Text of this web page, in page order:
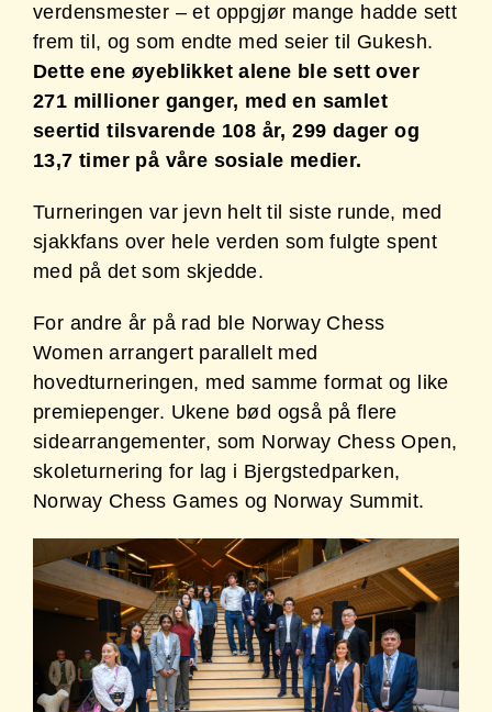
verdensmester – et oppgjør mange hadde sett
frem til, og som endte med seier til Gukesh.
Dette ene øyeblikket alene ble sett over
271 millioner ganger, med en samlet
seertid tilsvarende 108 år, 299 dager og
13,7 timer på våre sosiale medier.
Turneringen var jevn helt til siste runde, med
sjakkfans over hele verden som fulgte spent
med på det som skjedde.
For andre år på rad ble Norway Chess
Women arrangert parallelt med
hovedturneringen, med samme format og like
premiepenger. Ukene bød også på flere
sidearrangementer, som Norway Chess Open,
skoleturnering for lag i Bjergstedparken,
Norway Chess Games og Norway Summit.